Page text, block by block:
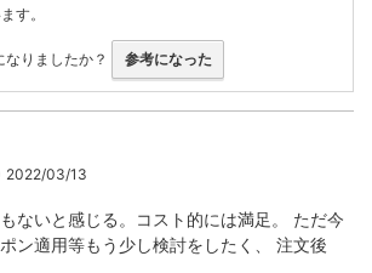
す。
りましたか？ 参考になった
1
2022/03/13
ないと感じる。コスト的には満足。 ただ今
ン適用等もう少し検討をしたく、 注文後